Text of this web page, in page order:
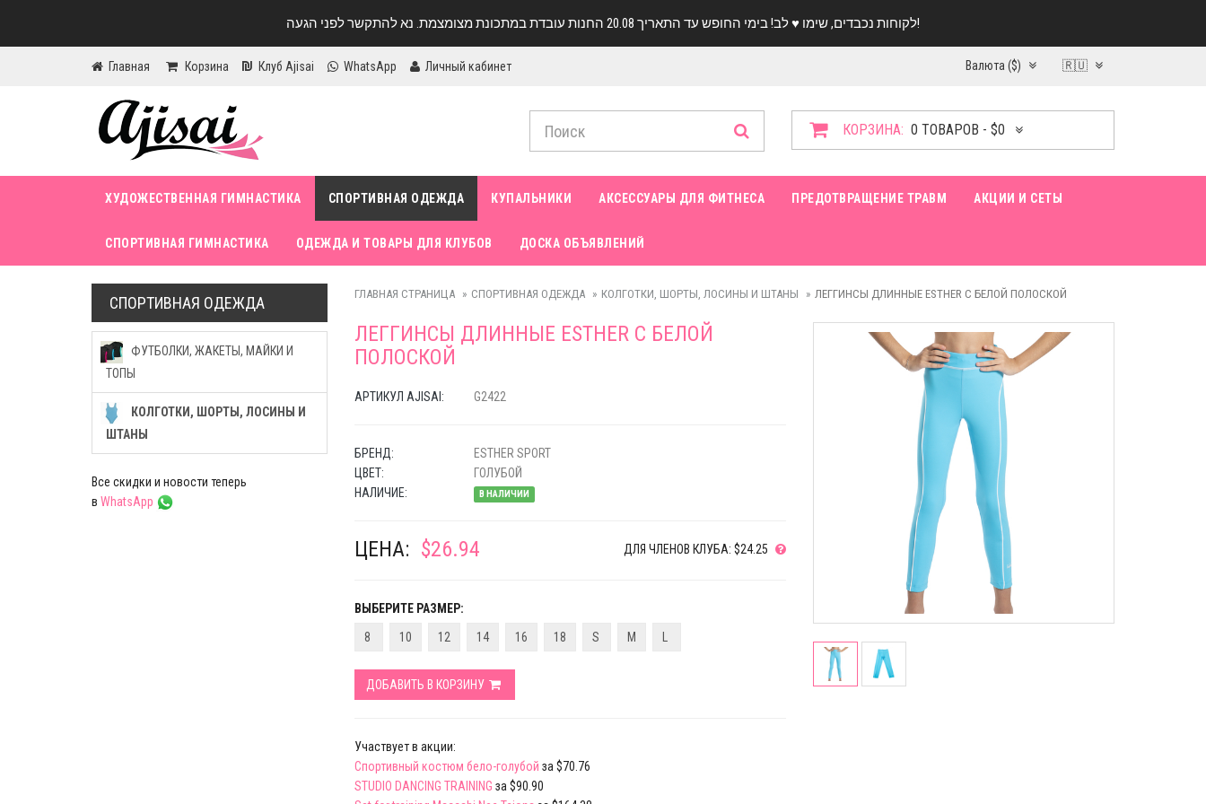
לקוחות נכבדים, שימו ♥️ לב! בימי החופש עד התאריך 20.08 החנות עובדת במתכונת מצומצמת. נא להתקשר לפני הגעה!
Главная Корзина Клуб Ajisai WhatsApp Личный кабинет Валюта ($) 🇷🇺
КОРЗИНА: 0 ТОВАРОВ - $0
ХУДОЖЕСТВЕННАЯ ГИМНАСТИКА СПОРТИВНАЯ ОДЕЖДА КУПАЛЬНИКИ АКСЕССУАРЫ ДЛЯ ФИТНЕСА ПРЕДОТВРАЩЕНИЕ ТРАВМ АКЦИИ И СЕТЫ
СПОРТИВНАЯ ГИМНАСТИКА ОДЕЖДА И ТОВАРЫ ДЛЯ КЛУБОВ ДОСКА ОБЪЯВЛЕНИЙ
ГЛАВНАЯ СТРАНИЦА СПОРТИВНАЯ ОДЕЖДА КОЛГОТКИ, ШОРТЫ, ЛОСИНЫ И ШТАНЫ ЛЕГГИНСЫ ДЛИННЫЕ ESTHER C БЕЛОЙ ПОЛОСКОЙ
ЛЕГГИНСЫ ДЛИННЫЕ ESTHER C БЕЛОЙ
ПОЛОСКОЙ
АРТИКУЛ AJISAI: G2422
БРЕНД:
ESTHER SPORT
ЦВЕТ:
ГОЛУБОЙ
НАЛИЧИЕ:
В НАЛИЧИИ
ЦЕНА: $26.94 ДЛЯ ЧЛЕНОВ КЛУБА: $24.25
ВЫБЕРИТЕ РАЗМЕР:
8
10 12 14 16 18 S M
ДОБАВИТЬ В КОРЗИНУ
Участвует в акции:
Спортивный костюм бело-голубой за $70.76
STUDIO DANCING TRAINING за $90.90
СПОРТИВНАЯ ОДЕЖДА
ФУТБОЛКИ, ЖАКЕТЫ, МАЙКИ И
ТОПЫ
КОЛГОТКИ, ШОРТЫ, ЛОСИНЫ И
ШТАНЫ
Все скидки и новости теперь
в WhatsApp